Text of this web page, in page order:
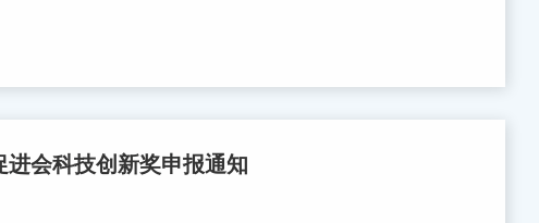
进会科技创新奖申报通知